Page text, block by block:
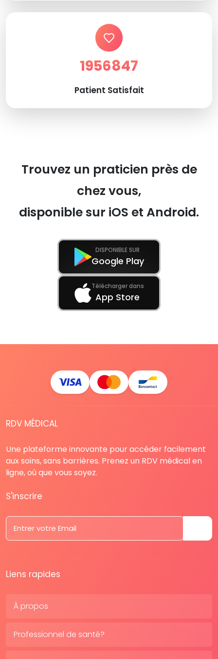
1956847
Patient Satisfait
Trouvez un praticien près de
chez vous,
disponible sur iOS et Android.
DISPONIBLE SUR
Google Play
Télécharger dans
App Store
RDV MÉDICAL
Une plateforme innovante pour accéder facilement
aux soins, sans barrières. Prenez un RDV médical en
ligne, où que vous soyez.
S'inscrire
Liens rapides
À propos
Professionnel de santé?